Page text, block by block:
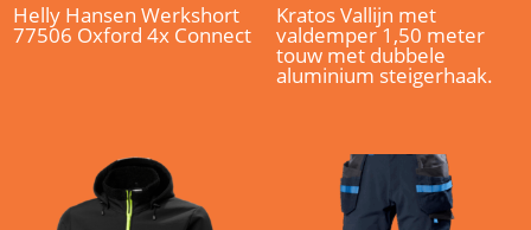
Helly Hansen Werkshort
77506 Oxford 4x Connect
Kratos Vallijn met
valdemper 1,50 meter
touw met dubbele
aluminium steigerhaak.